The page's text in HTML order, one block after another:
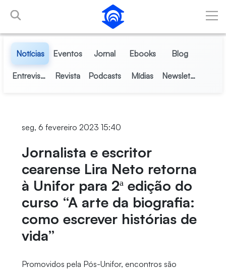
Pular para o Conteúdo principal
Notícias Eventos Jornal Ebooks Blog
Entrevistas Revista Podcasts Mídias Newsletter
seg, 6 fevereiro 2023 15:40
Jornalista e escritor
cearense Lira Neto retorna
à Unifor para 2ª edição do
curso “A arte da biografia:
como escrever histórias de
vida”
Promovidos pela Pós-Unifor, encontros são